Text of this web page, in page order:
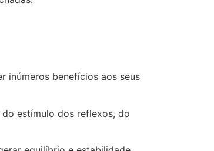
inúmeros benefícios aos seus
estímulo dos reflexos, do